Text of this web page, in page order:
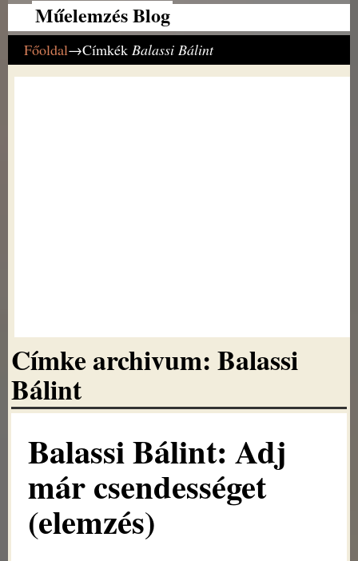
Műelemzés Blog
Főoldal→Címkék Balassi Bálint
Címke archivum:Balassi
Bálint
Balassi Bálint: Adj
már csendességet
(elemzés)